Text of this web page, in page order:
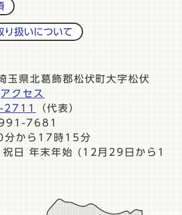
り扱いについて
県北葛飾郡松伏町大字松伏
アクセス
（代表）
7681
分から17時15分
祝日 年末年始 (12月29日から1